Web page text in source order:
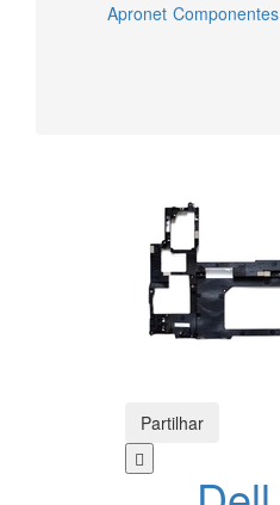
Apronet Componentes
Partilhar